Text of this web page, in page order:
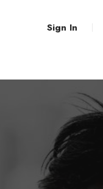
Sign In